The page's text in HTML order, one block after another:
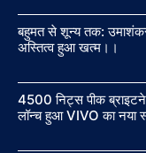
बहुमत से शून्य तक:
अस्तित्व हुआ खत्म।।
4500 निट्स पीक
लॉन्च हुआ VIVO का नया